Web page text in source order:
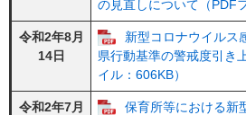
の見直しについて（PDF
令和2年8月
14日
新型コロナウイルス
県行動基準の警戒度引き
イル：606KB）
令和2年7月
保育所等における新